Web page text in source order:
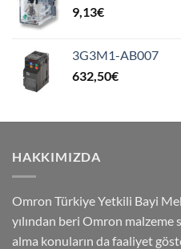
9,13€
3G3M1-AB007
632,50€
HAKKIMIZDA
Omron Türkiye Yetkili Bayi
yılından beri Omron malzeme
alma konuların da faaliyet